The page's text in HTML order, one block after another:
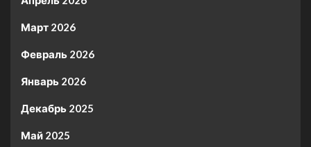
Март 2026
Февраль 2026
Январь 2026
Декабрь 2025
Май 2025